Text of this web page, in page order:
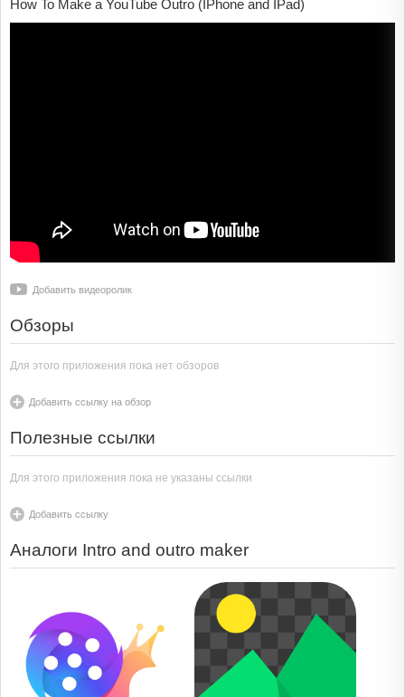
How To Make a YouTube Outro (IPhone and IPad)
Добавить видеоролик
Обзоры
Для этого приложения пока нет обзоров
Добавить ссылку на обзор
Полезные ссылки
Для этого приложения пока не указаны ссылки
Добавить ссылку
Аналоги Intro and outro maker